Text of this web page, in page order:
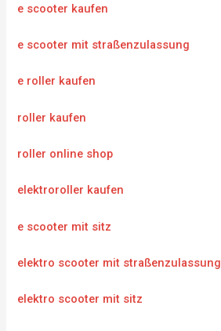
e scooter kaufen
e scooter mit straßenzulassung
e roller kaufen
roller kaufen
roller online shop
elektroroller kaufen
e scooter mit sitz
elektro scooter mit straßenzulassung
elektro scooter mit sitz